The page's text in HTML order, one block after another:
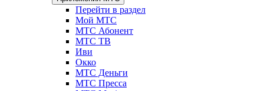
Перейти в раздел
Мой МТС
МТС Абонент
МТС ТВ
Иви
Окко
МТС Деньги
МТС Пресса